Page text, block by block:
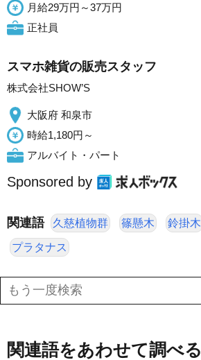
月給29万円～37万円
正社員
スマホ雑貨の販売スタッフ
株式会社SHOW’S
大阪府 和泉市
時給1,180円～
アルバイト・パート
Sponsored by
関連語 久慈植物群 篠懸木 鈴掛木
プラタナス
関連語をあわせて調べる